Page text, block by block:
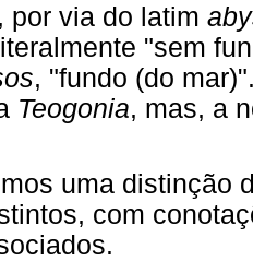
por via do latim
"sem
, "fundo (do
Teogonia, mas, a
uma distinção
com